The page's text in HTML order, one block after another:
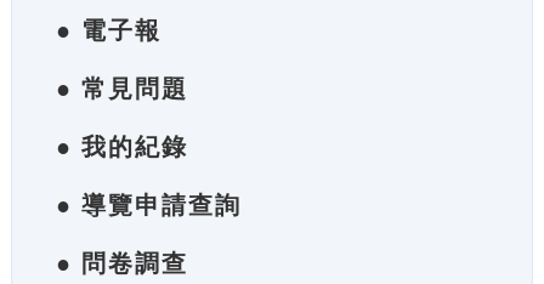
● 電子報
● 常見問題
● 我的紀錄
● 導覽申請查詢
● 問卷調查